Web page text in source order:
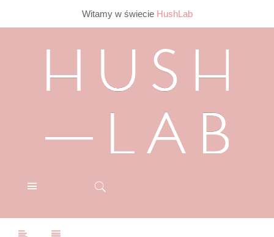
Witamy w świecie HushLab